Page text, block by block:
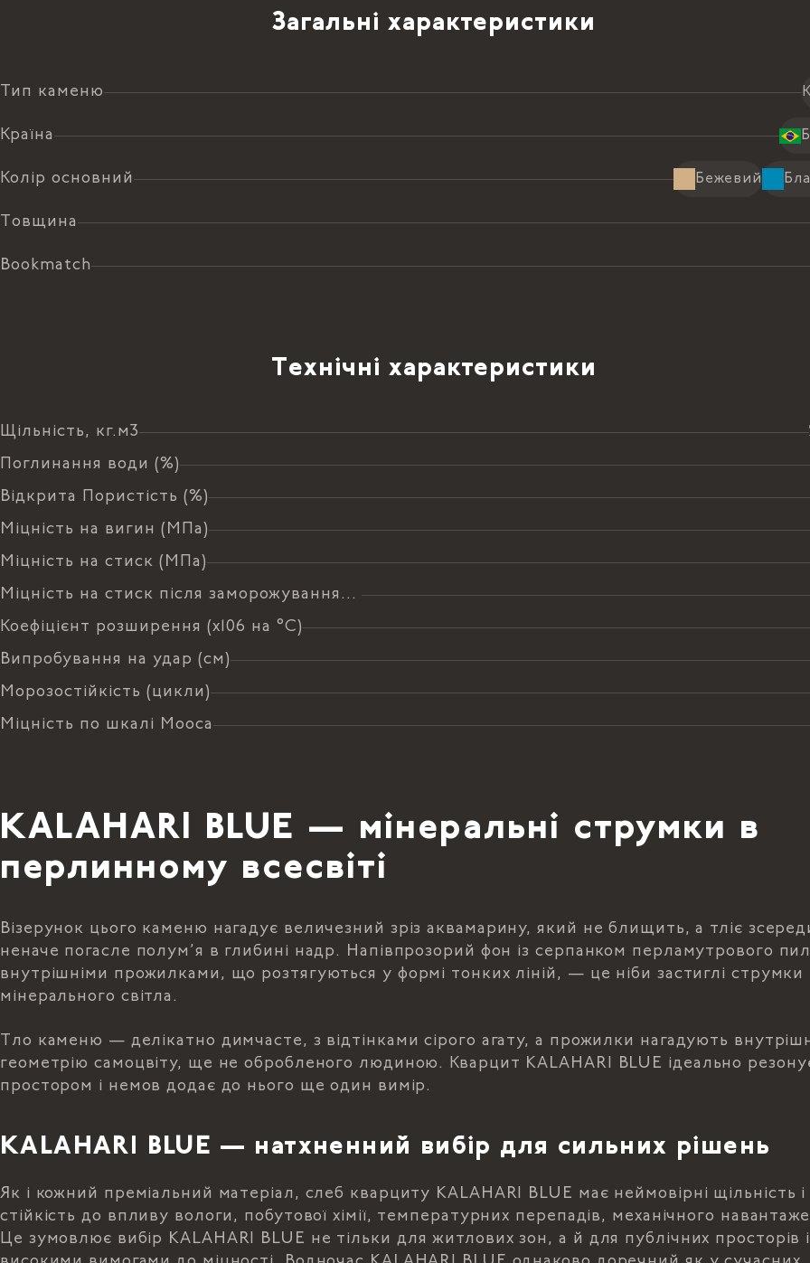
Загальні характеристики
Тип каменю
Країна
Колір основний Бежевий
Товщина
Bookmatch
Технічні характеристики
Щільність, кг.м3
Поглинання води (%)
Відкрита Пористість (%)
Міцність на вигин (МПа)
Міцність на стиск (МПа)
Міцність на стиск після заморожування (МПа)
Коефіцієнт розширення (х106 на °C)
Випробування на удар (см)
Морозостійкість (цикли)
Міцність по шкалі Мооса
KALAHARI BLUE — мінеральні струмки в
перлинному всесвіті
Візерунок цього каменю нагадує величезний зріз аквамарину, який не блищить, а тліє
неначе погасле полум’я в глибині надр. Напівпрозорий фон із серпанком перламутрового
внутрішніми прожилками, що розтягуються у формі тонких ліній, — це ніби застиглі струмки
мінерального світла.
Тло каменю — делікатно димчасте, з відтінками сірого агату, а прожилки нагадують
геометрію самоцвіту, ще не обробленого людиною. Кварцит KALAHARI BLUE ідеально
простором і немов додає до нього ще один вимір.
KALAHARI BLUE — натхненний вибір для сильних рішень
Як і кожний преміальний матеріал, слеб кварциту KALAHARI BLUE має неймовірні щільність і
стійкість до впливу вологи, побутової хімії, температурних перепадів, механічного
Це зумовлює вибір KALAHARI BLUE не тільки для житлових зон, а й для публічних просторів